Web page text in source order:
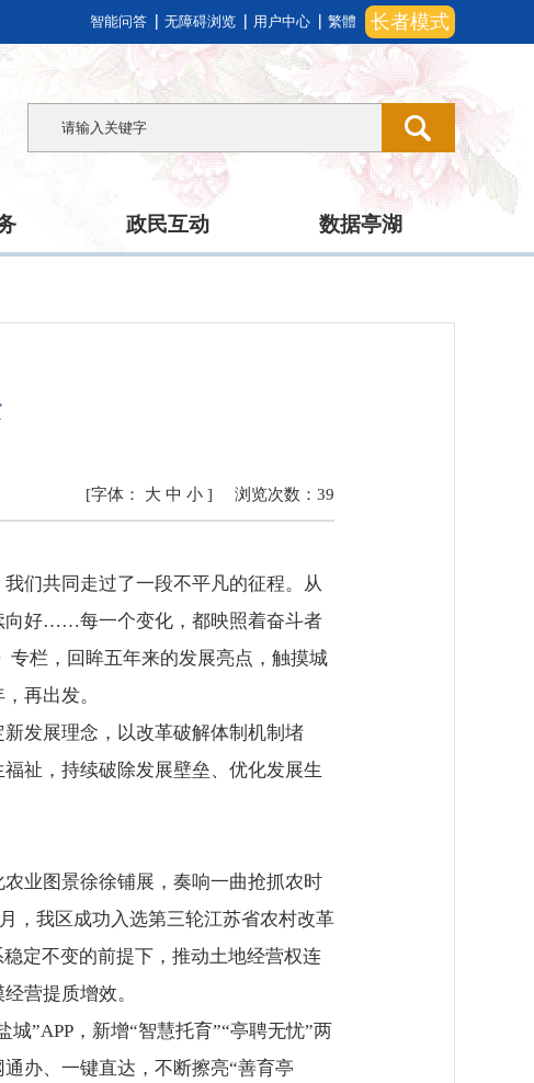
智能问答 无障碍浏览 用户中心 繁體 长者模式
政民互动 数据亭湖
浏览次数： 39
[字体： 大 中 小 ]
们共同走过了一段不平凡的征程。从
向好……每一个变化，都映照着奋斗者
专栏，回眸五年来的发展亮点，触摸城
再出发。
发展理念，以改革破解体制机制堵
祉，持续破除发展壁垒、优化发展生
业图景徐徐铺展，奏响一曲抢抓农时
，我区成功入选第三轮江苏省农村改革
定不变的前提下，推动土地经营权连
营提质增效。
”APP，新增“智慧托育”“亭聘无忧”两
办、一键直达，不断擦亮“善育亭